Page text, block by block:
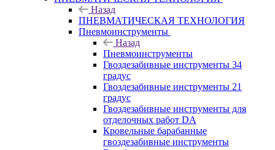
Назад
ПНЕВМАТИЧЕСКАЯ ТЕХНОЛОГИЯ
Пневмоинструменты
Назад
Пневмоинструменты
Гвоздезабивные инструменты 34
градус
Гвоздезабивные инструменты 21
градус
Гвоздезабивные инструменты для
отделочных работ DA
Кровельные барабанные
гвоздезабивные инструменты